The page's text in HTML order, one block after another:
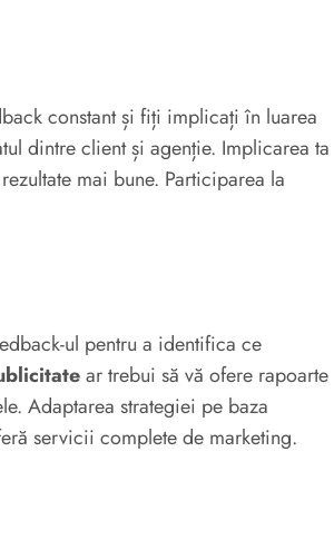
constant și fiți implicați în luarea
dintre client și agenție. Implicarea ta
mai bune. Participarea la
ul pentru a identifica ce
ar trebui să vă ofere rapoarte
Adaptarea strategiei pe baza
servicii complete de marketing.